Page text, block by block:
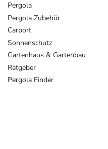
Pergola
Pergola Zubehör
Carport
Sonnenschutz
Gartenhaus & Gartenbau
Ratgeber
Pergola Finder